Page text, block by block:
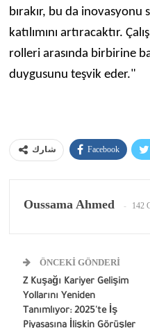
bırakır, bu da inovasyonu
katılımını artıracaktır.
rolleri arasında birbirine
duygusunu teşvik eder."
شارك Facebook
Oussama Ahmed 142
ÖNCEKI GÖNDERI
Z Kuşağı Kariyer Gelişim
Yollarını Yeniden
Tanımlıyor: 2025'te İş
Piyasasına İlişkin Görüşler